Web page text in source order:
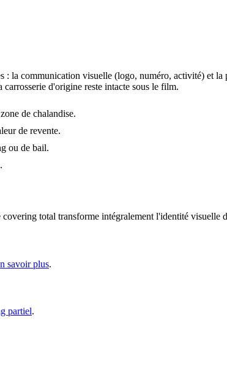
communication visuelle (logo, numéro, activité) et la
d'origine reste intacte sous le film.
de chalandise.
de revente.
ou de bail.
total transforme intégralement l'identité visuelle
savoir plus.
partiel.